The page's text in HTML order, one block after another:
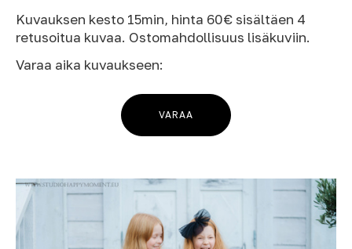
Kuvauksen kesto 15min, hinta 60€ sisältäen 4
retusoitua kuvaa. Ostomahdollisuus lisäkuviin.
Varaa aika kuvaukseen:
VARAA